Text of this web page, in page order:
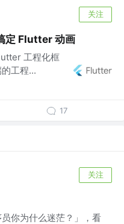
关注
定 Flutter 动画
工程化框
工程...
17
关注
你为什么迷茫？」，看